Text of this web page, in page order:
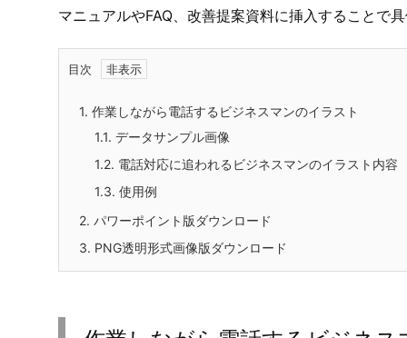
フリー、無料で使える作業しながら電話するビジ
PNG形式画像で作成しています。制作は主に図形
しています。
作業を継続しつつ電話対応をするビジネスマンの
応対する場面を描いており、マルチタスクの注意
マニュアルやFAQ、改善提案資料に挿入することで